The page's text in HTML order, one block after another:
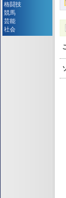
格闘技
競馬
芸能
社会